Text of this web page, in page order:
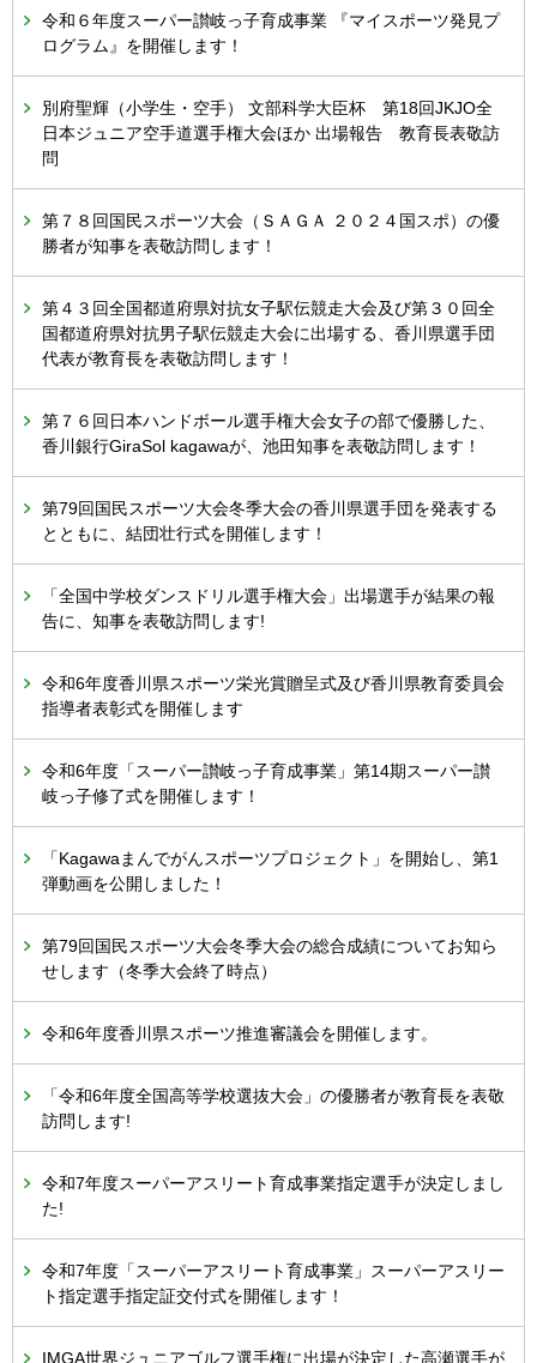
令和６年度スーパー讃岐っ子育成事業 『マイスポーツ発見プ
ログラム』を開催します！
別府聖輝（小学生・空手） 文部科学大臣杯 第18回JKJO全
日本ジュニア空手道選手権大会ほか 出場報告 教育長表敬訪
問
第７８回国民スポーツ大会（ＳＡＧＡ ２０２４国スポ）の優
勝者が知事を表敬訪問します！
第４３回全国都道府県対抗女子駅伝競走大会及び第３０回全
国都道府県対抗男子駅伝競走大会に出場する、香川県選手団
代表が教育長を表敬訪問します！
第７６回日本ハンドボール選手権大会女子の部で優勝した、
香川銀行GiraSol kagawaが、池田知事を表敬訪問します！
第79回国民スポーツ大会冬季大会の香川県選手団を発表する
とともに、結団壮行式を開催します！
「全国中学校ダンスドリル選手権大会」出場選手が結果の報
告に、知事を表敬訪問します!
令和6年度香川県スポーツ栄光賞贈呈式及び香川県教育委員会
指導者表彰式を開催します
令和6年度「スーパー讃岐っ子育成事業」第14期スーパー讃
岐っ子修了式を開催します！
「Kagawaまんでがんスポーツプロジェクト」を開始し、第1
弾動画を公開しました！
第79回国民スポーツ大会冬季大会の総合成績についてお知ら
せします（冬季大会終了時点）
令和6年度香川県スポーツ推進審議会を開催します。
「令和6年度全国高等学校選抜大会」の優勝者が教育長を表敬
訪問します!
令和7年度スーパーアスリート育成事業指定選手が決定しまし
た!
令和7年度「スーパーアスリート育成事業」スーパーアスリー
ト指定選手指定証交付式を開催します！
IMGA世界ジュニアゴルフ選手権に出場が決定した高瀬選手が